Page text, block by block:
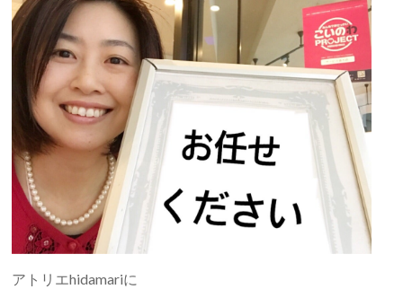
アトリエhidamariに